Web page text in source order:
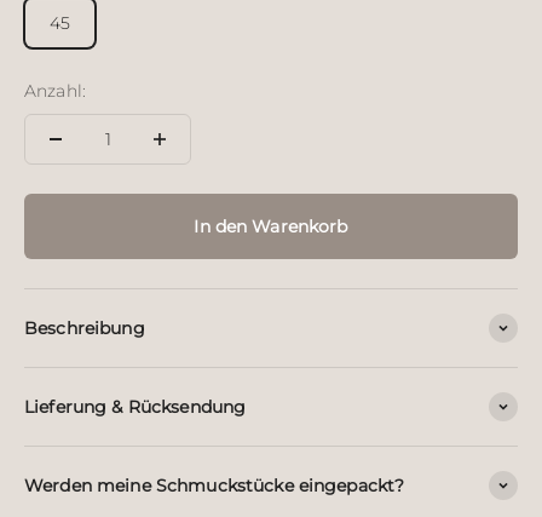
45
Anzahl:
In den Warenkorb
Beschreibung
Lieferung & Rücksendung
Werden meine Schmuckstücke eingepackt?